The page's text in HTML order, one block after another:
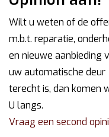
Wilt u weten of de
m.b.t. reparatie,
en nieuwe aanbieding
uw automatische deur
terecht is, dan komen
U langs.
Vraag een second